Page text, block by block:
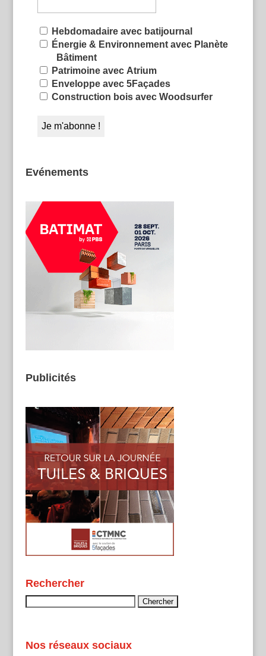
Hebdomadaire avec batijournal
Énergie & Environnement avec Planète
Bâtiment
Patrimoine avec Atrium
Enveloppe avec 5Façades
Construction bois avec Woodsurfer
Evénements
Publicités
Rechercher
Nos réseaux sociaux